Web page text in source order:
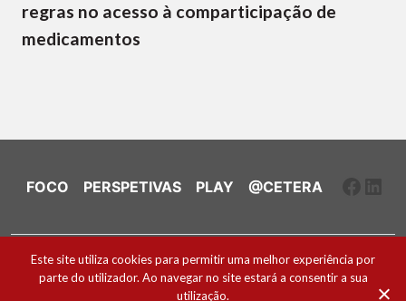
regras no acesso à comparticipação de
medicamentos
FOCO PERSPETIVAS PLAY @CETERA
Ficha Técnica e Estatuto Editorial
Política de Cookies
Este site utiliza cookies para permitir uma melhor experiência por
parte do utilizador. Ao navegar no site estará a consentir a sua
utilização.